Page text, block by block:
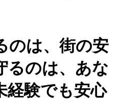
のは、街の安
るのは、あな
経験でも安心